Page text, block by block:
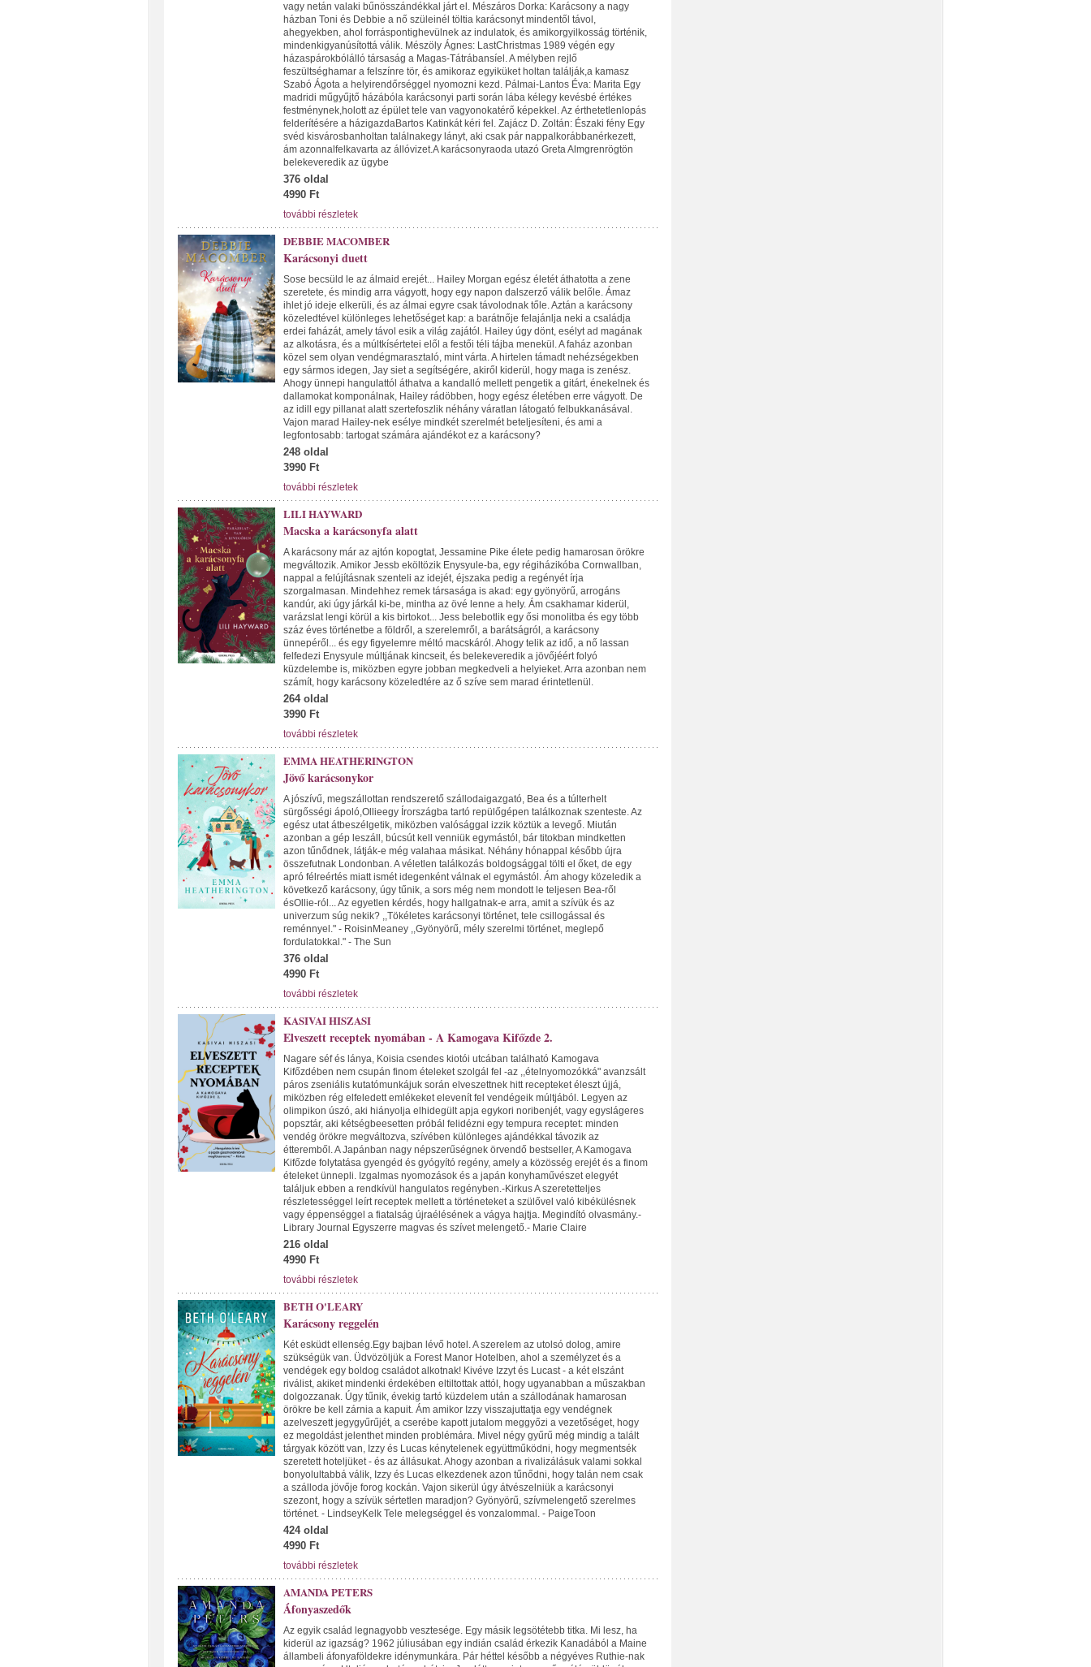
vagy netán valaki bűnösszándékkal járt el. Mészáros Dorka: Karácsony a nagy
házban Toni és Debbie a nő szüleinél töltia karácsonyt mindentől távol,
ahegyekben, ahol forráspontighevülnek az indulatok, és amikorgyilkosság történik,
mindenkigyanúsítottá válik. Mészöly Ágnes: LastChristmas 1989 végén egy
házaspárokbólálló társaság a Magas-Tátrábansíel. A mélyben rejlő
feszültséghamar a felszínre tör, és amikoraz egyiküket holtan találják,a kamasz
Szabó Ágota a helyirendőrséggel nyomozni kezd. Pálmai-Lantos Éva: Marita Egy
madridi műgyűjtő házábóla karácsonyi parti során lába kélegy kevésbé értékes
festménynek,holott az épület tele van vagyonokatérő képekkel. Az érthetetlenlopás
felderítésére a házigazdaBartos Katinkát kéri fel. Zajácz D. Zoltán: Északi fény Egy
svéd kisvárosbanholtan találnakegy lányt, aki csak pár nappalkorábbanérkezett,
ám azonnalfelkavarta az állóvizet.A karácsonyraoda utazó Greta Almgrenrögtön
belekeveredik az ügybe
376 oldal
4990 Ft
további részletek
DEBBIE MACOMBER
Karácsonyi duett
Sose becsüld le az álmaid erejét... Hailey Morgan egész életét áthatotta a zene
szeretete, és mindig arra vágyott, hogy egy napon dalszerző válik belőle. Ámaz
ihlet jó ideje elkerüli, és az álmai egyre csak távolodnak tőle. Aztán a karácsony
közeledtével különleges lehetőséget kap: a barátnője felajánlja neki a családja
erdei faházát, amely távol esik a világ zajától. Hailey úgy dönt, esélyt ad magának
az alkotásra, és a múltkísértetei elől a festői téli tájba menekül. A faház azonban
közel sem olyan vendégmarasztaló, mint várta. A hirtelen támadt nehézségekben
egy sármos idegen, Jay siet a segítségére, akiről kiderül, hogy maga is zenész.
Ahogy ünnepi hangulattól áthatva a kandalló mellett pengetik a gitárt, énekelnek és
dallamokat komponálnak, Hailey rádöbben, hogy egész életében erre vágyott. De
az idill egy pillanat alatt szertefoszlik néhány váratlan látogató felbukkanásával.
Vajon marad Hailey-nek esélye mindkét szerelmét beteljesíteni, és ami a
legfontosabb: tartogat számára ajándékot ez a karácsony?
248 oldal
3990 Ft
további részletek
LILI HAYWARD
Macska a karácsonyfa alatt
A karácsony már az ajtón kopogtat, Jessamine Pike élete pedig hamarosan örökre
megváltozik. Amikor Jessb eköltözik Enysyule-ba, egy régiházikóba Cornwallban,
nappal a felújításnak szenteli az idejét, éjszaka pedig a regényét írja
szorgalmasan. Mindehhez remek társasága is akad: egy gyönyörű, arrogáns
kandúr, aki úgy járkál ki-be, mintha az övé lenne a hely. Ám csakhamar kiderül,
varázslat lengi körül a kis birtokot... Jess belebotlik egy ősi monolitba és egy több
száz éves történetbe a földről, a szerelemről, a barátságról, a karácsony
ünnepéről... és egy figyelemre méltó macskáról. Ahogy telik az idő, a nő lassan
felfedezi Enysyule múltjának kincseit, és belekeveredik a jövőjéért folyó
küzdelembe is, miközben egyre jobban megkedveli a helyieket. Arra azonban nem
számít, hogy karácsony közeledtére az ő szíve sem marad érintetlenül.
264 oldal
3990 Ft
további részletek
EMMA HEATHERINGTON
Jövő karácsonykor
A jószívű, megszállottan rendszerető szállodaigazgató, Bea és a túlterhelt
sürgősségi ápoló,Ollieegy Írországba tartó repülőgépen találkoznak szenteste. Az
egész utat átbeszélgetik, miközben valósággal izzik köztük a levegő. Miután
azonban a gép leszáll, búcsút kell venniük egymástól, bár titokban mindketten
azon tűnődnek, látják-e még valahaa másikat. Néhány hónappal később újra
összefutnak Londonban. A véletlen találkozás boldogsággal tölti el őket, de egy
apró félreértés miatt ismét idegenként válnak el egymástól. Ám ahogy közeledik a
következő karácsony, úgy tűnik, a sors még nem mondott le teljesen Bea-ről
ésOllie-ról... Az egyetlen kérdés, hogy hallgatnak-e arra, amit a szívük és az
univerzum súg nekik? ,,Tökéletes karácsonyi történet, tele csillogással és
reménnyel." - RoisinMeaney ,,Gyönyörű, mély szerelmi történet, meglepő
fordulatokkal." - The Sun
376 oldal
4990 Ft
további részletek
KASIVAI HISZASI
Elveszett receptek nyomában - A Kamogava Kifőzde 2.
Nagare séf és lánya, Koisia csendes kiotói utcában található Kamogava
Kifőzdében nem csupán finom ételeket szolgál fel -az ,,ételnyomozókká" avanzsált
páros zseniális kutatómunkájuk során elveszettnek hitt recepteket éleszt újjá,
miközben rég elfeledett emlékeket elevenít fel vendégeik múltjából. Legyen az
olimpikon úszó, aki hiányolja elhidegült apja egykori noribenjét, vagy egyslágeres
popsztár, aki kétségbeesetten próbál felidézni egy tempura receptet: minden
vendég örökre megváltozva, szívében különleges ajándékkal távozik az
étteremből. A Japánban nagy népszerűségnek örvendő bestseller, A Kamogava
Kifőzde folytatása gyengéd és gyógyító regény, amely a közösség erejét és a finom
ételeket ünnepli. Izgalmas nyomozások és a japán konyhaművészet elegyét
találjuk ebben a rendkívül hangulatos regényben.-Kirkus A szeretetteljes
részletességgel leírt receptek mellett a történeteket a szülővel való kibékülésnek
vagy éppenséggel a fiatalság újraélésének a vágya hajtja. Megindító olvasmány.-
Library Journal Egyszerre magvas és szívet melengető.- Marie Claire
216 oldal
4990 Ft
további részletek
BETH O'LEARY
Karácsony reggelén
Két esküdt ellenség.Egy bajban lévő hotel. A szerelem az utolsó dolog, amire
szükségük van. Üdvözöljük a Forest Manor Hotelben, ahol a személyzet és a
vendégek egy boldog családot alkotnak! Kivéve Izzyt és Lucast - a két elszánt
riválist, akiket mindenki érdekében eltiltottak attól, hogy ugyanabban a műszakban
dolgozzanak. Úgy tűnik, évekig tartó küzdelem után a szállodának hamarosan
örökre be kell zárnia a kapuit. Ám amikor Izzy visszajuttatja egy vendégnek
azelveszett jegygyűrűjét, a cserébe kapott jutalom meggyőzi a vezetőséget, hogy
ez megoldást jelenthet minden problémára. Mivel négy gyűrű még mindig a talált
tárgyak között van, Izzy és Lucas kénytelenek együttműködni, hogy megmentsék
szeretett hoteljüket - és az állásukat. Ahogy azonban a rivalizálásuk valami sokkal
bonyolultabbá válik, Izzy és Lucas elkezdenek azon tűnődni, hogy talán nem csak
a szálloda jövője forog kockán. Vajon sikerül úgy átvészelniük a karácsonyi
szezont, hogy a szívük sértetlen maradjon? Gyönyörű, szívmelengető szerelmes
történet. - LindseyKelk Tele melegséggel és vonzalommal. - PaigeToon
424 oldal
4990 Ft
további részletek
AMANDA PETERS
Áfonyaszedők
Az egyik család legnagyobb vesztesége. Egy másik legsötétebb titka. Mi lesz, ha
kiderül az igazság? 1962 júliusában egy indián család érkezik Kanadából a Maine
állambeli áfonyaföldekre idénymunkára. Pár héttel később a négyéves Ruthie-nak